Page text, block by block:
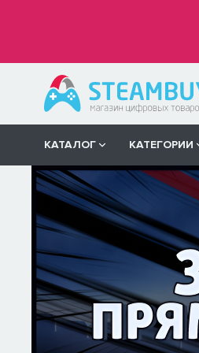
КАТАЛОГ КАТЕГОРИИ